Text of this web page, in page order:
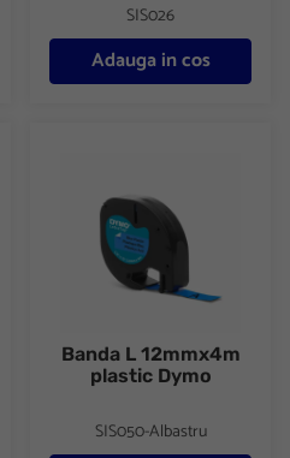
SIS026
Adauga in cos
Banda L 12mmx4m
plastic Dymo
SIS050-Albastru